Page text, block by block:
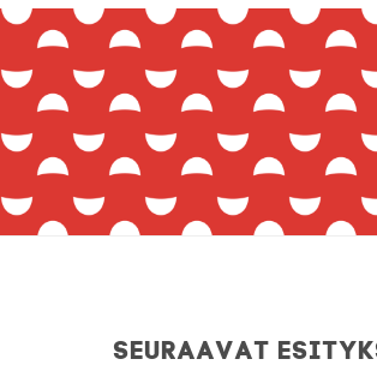
Seuraavat